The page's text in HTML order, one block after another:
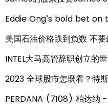
Eddie Ong’s bold bet on
美国石油价格跌到负数 不要
INTEL大马高管辞职创立的
2023 全球股市怎麼看？特
PERDANA (7108) 柏达纳